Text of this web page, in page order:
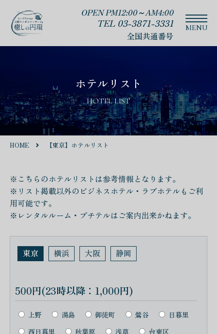
OPEN PM12:00～AM4:00
TEL 03-3871-3331
全国共通番号
ホテルリスト
HOTEL LIST
HOME 【東京】ホテルリスト
※こちらのホテルリストは参考情報となります。
※リスト掲載以外のビジネスホテル・ラブホテルもご利
用可能です。
※レンタルルーム・プチテルはご案内出来かねます。
東京 横浜 大阪 静岡
500円(23時以降：1,000円)
上野 湯島 御徒町 鶯谷
日暮里
西日暮里
秋葉原 浅草 台東区